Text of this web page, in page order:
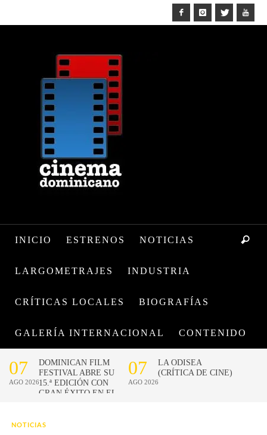
INICIO ESTRENOS NOTICIAS
LARGOMETRAJES INDUSTRIA
CRÍTICAS LOCALES BIOGRAFÍAS
GALERÍA INTERNACIONAL CONTENIDO
NOTICIAS